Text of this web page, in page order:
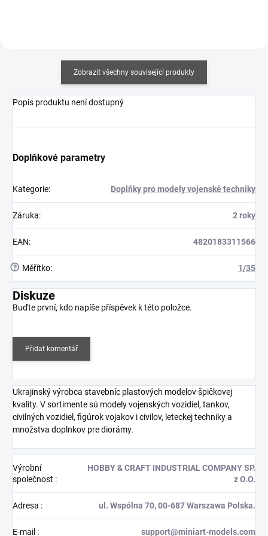
Zobrazit všechny související produkty
Popis produktu není dostupný
Doplňkové parametry
Kategorie: Doplňky pro modely vojenské techniky
Záruka: 2 roky
EAN: 4820183311566
? Měřítko: 1/35
Diskuze
Buďte první, kdo napíše příspěvek k této položce.
Přidat komentář
Ukrajinský výrobca stavebníc plastových modelov špičkovej
kvality. V sortimente sú modely vojenských vozidiel, tankov,
civilných vozidiel, figúrok vojakov i civilov, leteckej techniky a
množstva doplnkov pre diorámy.
Výrobní
společnost :
HOBBY & CRAFT INDUSTRIAL COMPANY SP.
z O.O.
Adresa : ul. Wspólna 70, 00-687 Warszawa Polska.
E-mail : support@miniart-models.com